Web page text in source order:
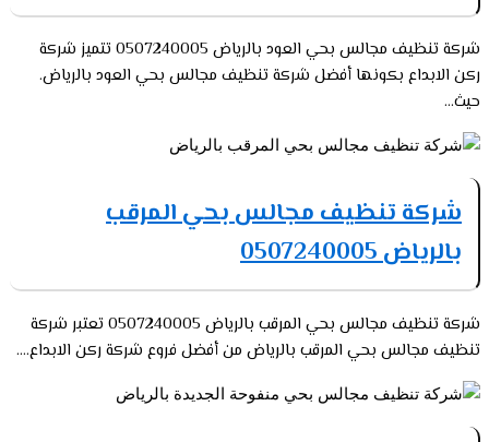
شركة تنظيف مجالس بحي العود بالرياض 0507240005 تتميز شركة
ركن الابداع بكونها أفضل شركة تنظيف مجالس بحي العود بالرياض.
حيث...
شركة تنظيف مجالس بحي المرقب
بالرياض 0507240005
شركة تنظيف مجالس بحي المرقب بالرياض 0507240005 تعتبر شركة
تنظيف مجالس بحي المرقب بالرياض من أفضل فروع شركة ركن الابداع....